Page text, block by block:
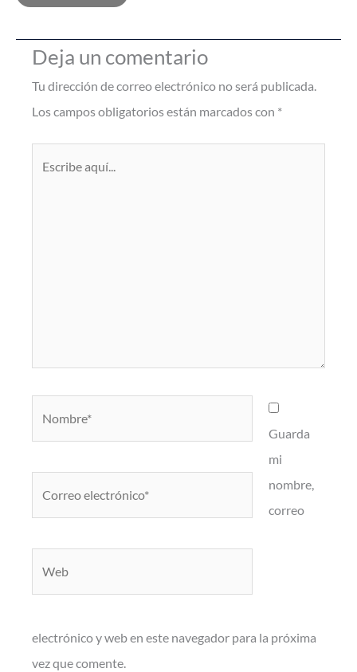
Deja un comentario
Tu dirección de correo electrónico no será publicada.
Los campos obligatorios están marcados con *
Guarda
mi
nombre,
correo
electrónico y web en este navegador para la próxima
vez que comente.